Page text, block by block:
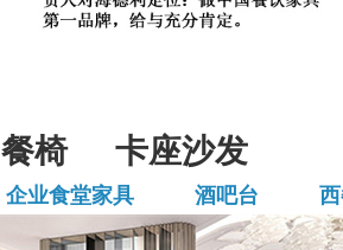
餐椅 卡座沙发
企业食堂家具 酒吧台